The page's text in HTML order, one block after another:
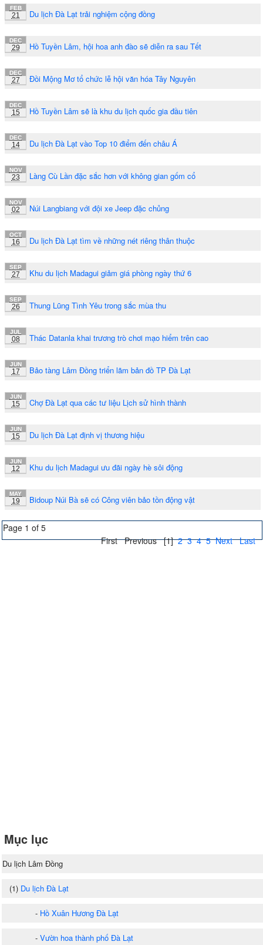
FEB
21 Du lịch Đà Lạt trải nghiệm cộng đồng
DEC
29 Hồ Tuyền Lâm, hội hoa anh đào sẽ diễn ra sau Tết
DEC
27 Đồi Mộng Mơ tổ chức lễ hội văn hóa Tây Nguyên
DEC
15 Hồ Tuyền Lâm sẽ là khu du lịch quốc gia đầu tiên
DEC
14 Du lịch Đà Lạt vào Top 10 điểm đến châu Á
NOV
23 Làng Cù Lần đặc sắc hơn với không gian gốm cổ
NOV
02 Núi Langbiang với đội xe Jeep đặc chủng
OCT
16 Du lịch Đà Lạt tìm về những nét riêng thân thuộc
SEP
27 Khu du lịch Madagui giảm giá phòng ngày thứ 6
SEP
26 Thung Lũng Tình Yêu trong sắc mùa thu
JUL
08 Thác Datanla khai trương trò chơi mạo hiểm trên cao
JUN
17 Bảo tàng Lâm Đồng triển lãm bản đồ TP Đà Lạt
JUN
15 Chợ Đà Lạt qua các tư liệu Lịch sử hình thành
JUN
15 Du lịch Đà Lạt định vị thương hiệu
JUN
12 Khu du lịch Madagui ưu đãi ngày hè sôi động
MAY
19 Bidoup Núi Bà sẽ có Công viên bảo tồn động vật
Page 1 of 5
First Previous [1] 2 3 4 5 Next Last
Mục lục
Du lịch Lâm Đồng
(1) Du lịch Đà Lạt
- Hồ Xuân Hương Đà Lạt
- Vườn hoa thành phố Đà Lạt